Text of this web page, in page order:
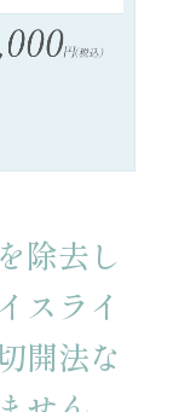
除去し
スライ
開法な